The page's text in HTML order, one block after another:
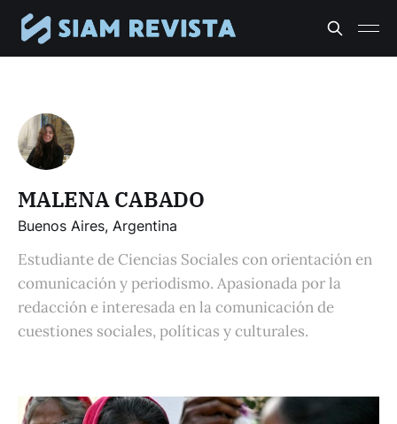
MALENA CABADO
Buenos Aires, Argentina
Estudiante de Ciencias Sociales con orientación en
comunicación y periodismo. Apasionada por la
redacción e interesada en la comunicación de
cuestiones sociales, políticas y culturales.